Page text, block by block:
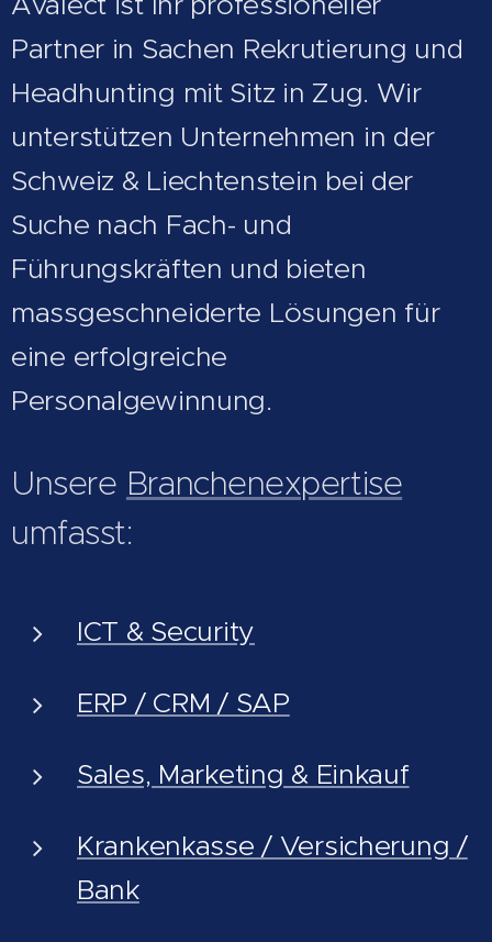
Partner in Sachen Rekrutierung und
Headhunting mit Sitz in Zug. Wir
unterstützen Unternehmen in der
Schweiz & Liechtenstein bei der
Suche nach Fach- und
Führungskräften und bieten
massgeschneiderte Lösungen für
eine erfolgreiche
Personalgewinnung.
Unsere Branchenexpertise
umfasst:
ICT & Security
ERP / CRM / SAP
Sales, Marketing & Einkauf
Krankenkasse / Versicherung /
Bank